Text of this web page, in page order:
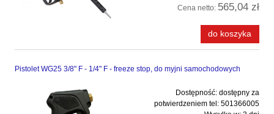
Cena netto: 565,04 zł
do koszyka
Pistolet WG25 3/8" F - 1/4" F - freeze stop, do myjni samochodowych
Dostępność: dostępny za
potwierdzeniem tel: 501366005